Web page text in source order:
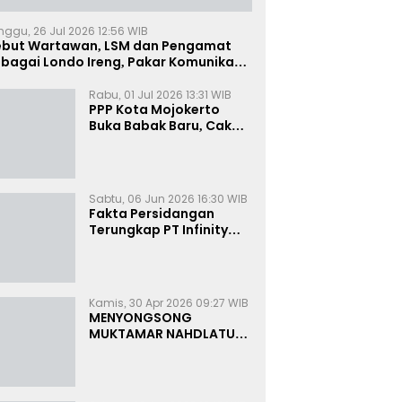
26 Jul 2026 12:56 WIB
Wartawan, LSM dan Pengamat
Londo Ireng, Pakar Komunikasi:
Rabu, 01 Jul 2026 13:31 WIB
PPP Kota Mojokerto
Buka Babak Baru, Cak
Sabtu, 06 Jun 2026 16:30 WIB
Fakta Persidangan
Terungkap PT Infinity
Kamis, 30 Apr 2026 09:27 WIB
MENYONGSONG
MUKTAMAR NAHDLATUL